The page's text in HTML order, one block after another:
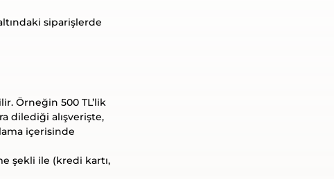
siparişlerde
Örneğin 500 TL’lik
dilediği alışverişte,
içerisinde
şekli ile (kredi kartı,